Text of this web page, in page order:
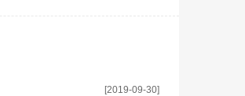
[2019-09-30]